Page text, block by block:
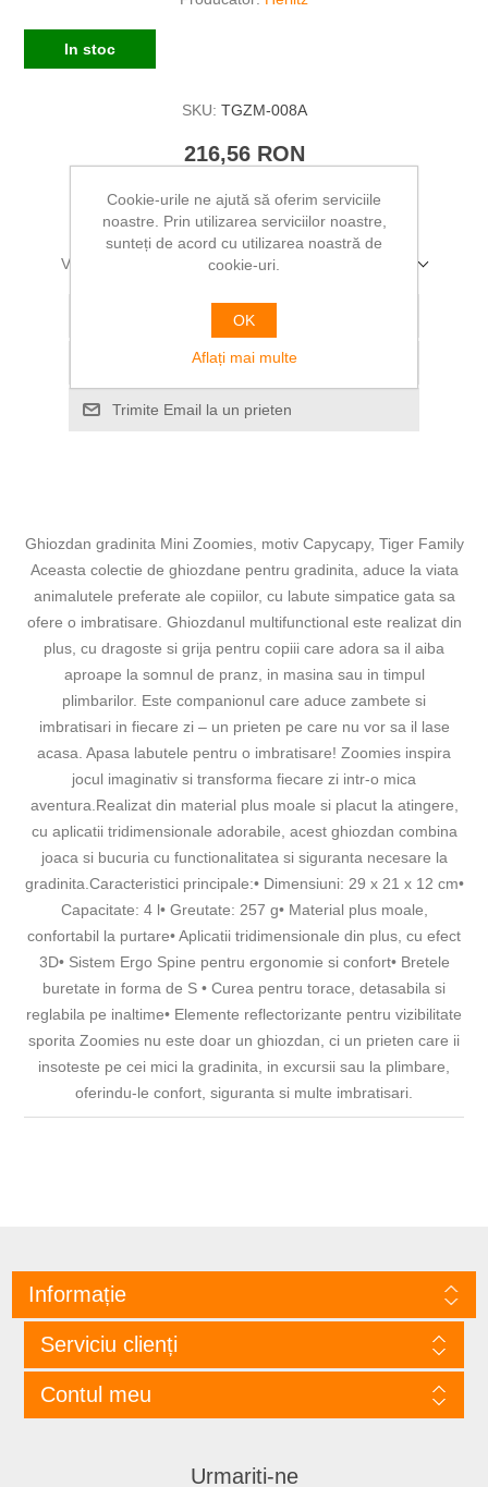
In stoc
SKU: TGZM-008A
216,56 RON
ADAUGĂ ÎN COȘ
Vă rugăm să selectați adresa la care doriți să livrați
Adaugă la lista de preferinte
Adăugați pentru a compara lista
Trimite Email la un prieten
Ghiozdan gradinita Mini Zoomies, motiv Capycapy, Tiger Family
Aceasta colectie de ghiozdane pentru gradinita, aduce la viata
animalutele preferate ale copiilor, cu labute simpatice gata sa
ofere o imbratisare. Ghiozdanul multifunctional este realizat din
plus, cu dragoste si grija pentru copiii care adora sa il aiba
aproape la somnul de pranz, in masina sau in timpul
plimbarilor. Este companionul care aduce zambete si
imbratisari in fiecare zi – un prieten pe care nu vor sa il lase
acasa. Apasa labutele pentru o imbratisare! Zoomies inspira
jocul imaginativ si transforma fiecare zi intr-o mica
aventura.Realizat din material plus moale si placut la atingere,
cu aplicatii tridimensionale adorabile, acest ghiozdan combina
joaca si bucuria cu functionalitatea si siguranta necesare la
gradinita.Caracteristici principale:• Dimensiuni: 29 x 21 x 12 cm•
Capacitate: 4 l• Greutate: 257 g• Material plus moale,
confortabil la purtare• Aplicatii tridimensionale din plus, cu efect
3D• Sistem Ergo Spine pentru ergonomie si confort• Bretele
buretate in forma de S • Curea pentru torace, detasabila si
reglabila pe inaltime• Elemente reflectorizante pentru vizibilitate
sporita Zoomies nu este doar un ghiozdan, ci un prieten care ii
insoteste pe cei mici la gradinita, in excursii sau la plimbare,
oferindu-le confort, siguranta si multe imbratisari.
Informație
Serviciu clienți
Contul meu
Urmariti-ne
Cookie-urile ne ajută să oferim serviciile
noastre. Prin utilizarea serviciilor noastre,
sunteți de acord cu utilizarea noastră de
cookie-uri.
OK
Aflați mai multe